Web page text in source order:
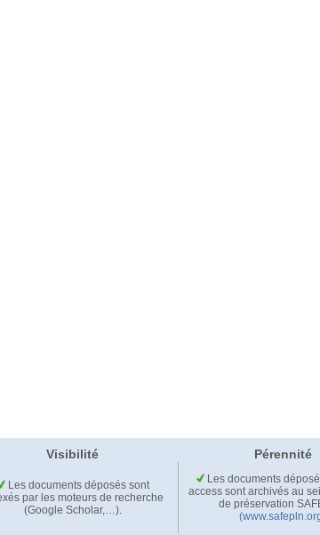
Visibilité Pérennité
Les documents déposés sont
par les moteurs de recherche
(Google Scholar,…).
Les documents
access sont archivés au
de préservation